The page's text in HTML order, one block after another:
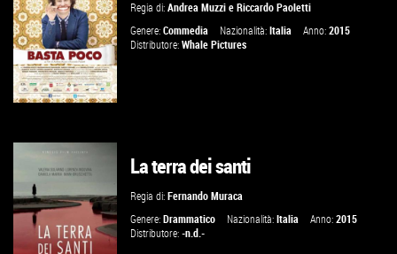
VAI ALLA SCHEDA
VAI ALLA SCHEDA
Regia di:Andrea Muzzi eRiccardo Paoletti
Genere:Commedia Nazionalità:Italia Anno:2015
Distributore:Whale Pictures
La terra dei santi
Regia di:Fernando Muraca
Genere:Drammatico Nazionalità:Italia Anno:2015
Distributore:-n.d.-